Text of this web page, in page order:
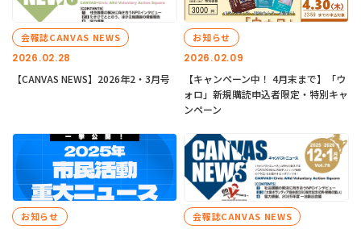
2026.02.28
会報誌CANVAS NEWS
【CANVAS NEWS】2026年2・3月号
2026.02.09
お知らせ
【キャンペーン中！ 4月末まで】「ウ
ォロ」新規購読申込者限定・特別キャ
ンペーン
お知らせ 会報誌CANVAS NEWS